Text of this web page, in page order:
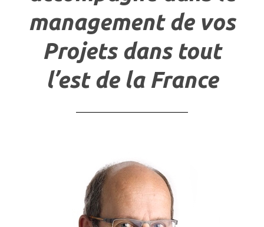
management de vos
Projets dans tout
l’est de la France